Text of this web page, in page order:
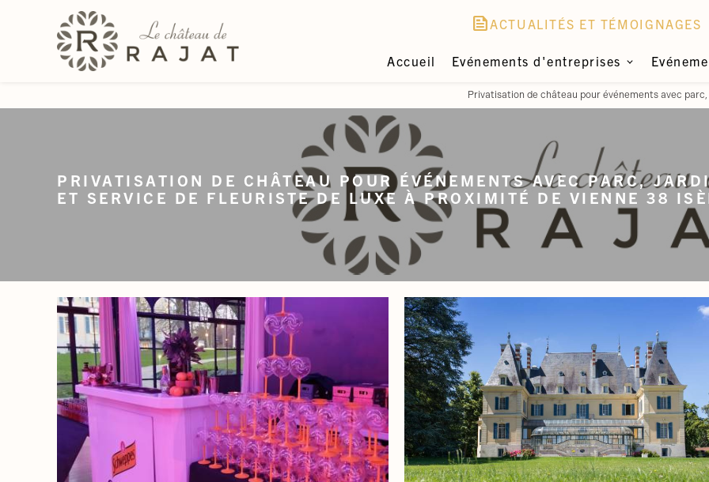
newsACTUALITÉS ET TÉMOIGNAGES
Accueil Evénements d'entreprises
Privatisation de château pour événements avec
PRIVATISATION DE CHÂTEAU POUR ÉVÉNEMENTS AVEC PARC,
ET SERVICE DE FLEURISTE DE LUXE À PROXIMITÉ DE VIENNE 38
Panneau de gestion des cookies